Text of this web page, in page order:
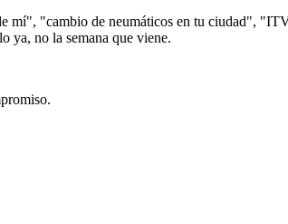
"cambio de neumáticos en tu ciudad",
ya, no la semana que viene.